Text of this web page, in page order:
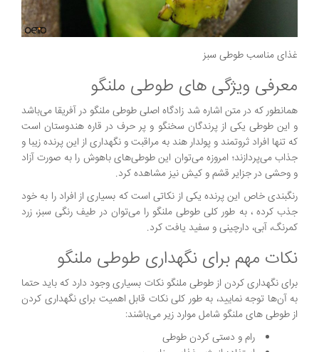
غذای مناسب طوطی سبز
معرفی ویژگی های طوطی ملنگو
همانطور که در متن اشاره شد زادگاه اصلی طوطی ملنگو در آفریقا می‌باشد
و این طوطی یکی از پرندگان سخنگو و پر حرف در قاره هندوستان است
که تنها افراد ثروتمند و پولدار هند به مراقبت و نگهداری از این پرنده زیبا و
جذاب می‌پردازند؛ امروزه می‌توان این طوطی‌های باهوش را به صورت آزاد
و وحشی در جزایر قشم و کیش نیز مشاهده کرد.
رنگبندی خاص این پرنده یکی از نکاتی است که بسیاری از افراد را به خود
جذب کرده ، به طور کلی طوطی ملنگو را می‌توان در طیف رنگی سبز، زرد
کمرنگ، آبی، دارچینی و سفید یافت کرد.
نکات مهم برای نگهداری طوطی ملنگو
برای نگهداری کردن از طوطی ملنگو نکات بسیاری وجود دارد که باید حتما
به آن‌ها توجه نمایید، به طور کلی نکات قابل اهمیت برای نگهداری کردن
از طوطی های ملنگو شامل موارد زیر می‌باشند:
رام و دستی کردن طوطی